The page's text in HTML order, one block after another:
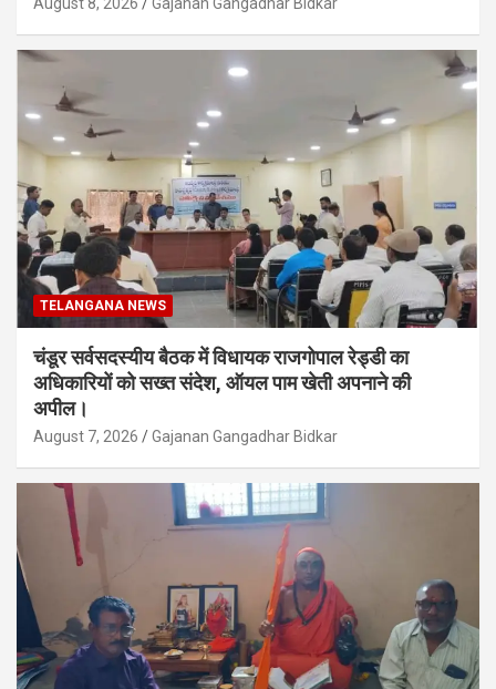
TELANGANA NEWS
चंडूर सर्वसदस्यीय बैठक में विधायक राजगोपाल रेड्डी का
अधिकारियों को सख्त संदेश, ऑयल पाम खेती अपनाने की
अपील।
August 7, 2026 Gajanan Gangadhar Bidkar